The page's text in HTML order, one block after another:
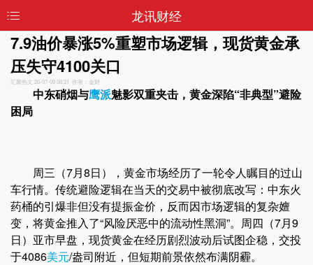
龙讯财经
7.9油价暴涨5%重塑市场逻辑，现货黄金承
压失守4100关口
汇聚热文 26-07-09 08:21 作者：金财
中东硝烟与鹰派魅影双重夹击，黄金深陷“非典型”避险
困局
周三（7月8日），黄金市场经历了一轮令人瞩目的过山
车行情。传统避险逻辑在当天的交易中被彻底改写：中东火
药桶的引爆非但没有提振金价，反而因市场逻辑的复杂嬗
变，将黄金推入了“风险厌恶中的流动性黑洞”。周四（7月9
日）亚市早盘，现货黄金在经历剧烈波动后试图企稳，交投
于4086美元/盎司附近，但短期前景依然布满阴霾。